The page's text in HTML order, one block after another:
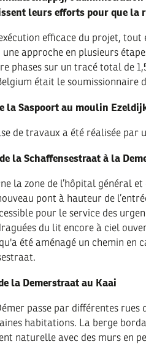
leurs efforts pour que la
efficace du projet, tout
une approche en plusieurs
phases sur un tracé total de
était le soumissionnaire
la Saspoort au moulin
de travaux a été réalisée par
la Schaffensestraat à la
la zone de l’hôpital général
pont à hauteur de
pour le service des
du lit encore à ciel
été aménagé un chemin en
la Demerstraat au Kaai
passe par différentes rues
habitations. La berge
naturelle avec des murs en